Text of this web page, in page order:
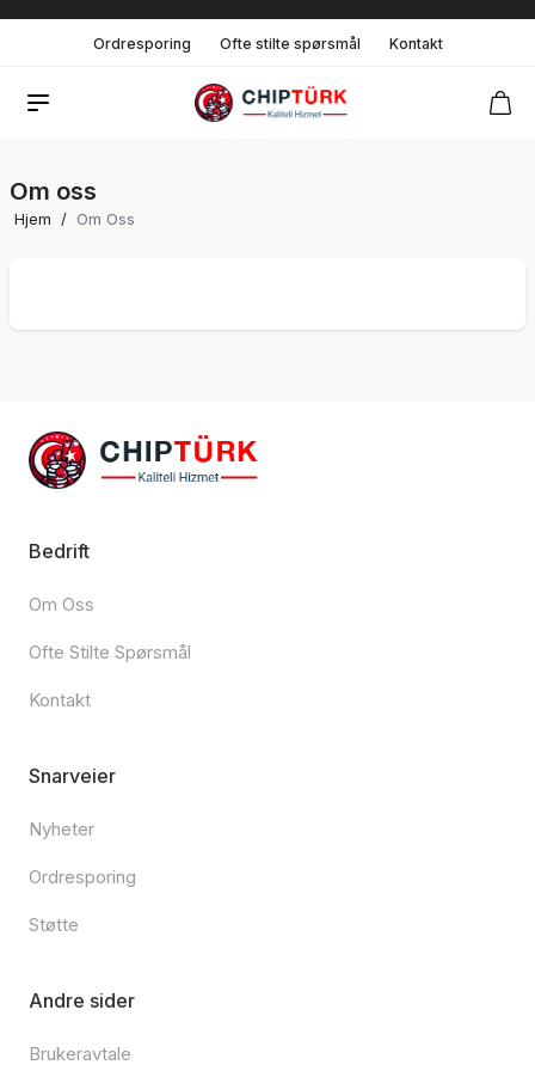
Ordresporing Ofte stilte spørsmål Kontakt
Om oss
Hjem / Om Oss
Bedrift
Om Oss
Ofte Stilte Spørsmål
Kontakt
Snarveier
Nyheter
Ordresporing
Støtte
Andre sider
Brukeravtale